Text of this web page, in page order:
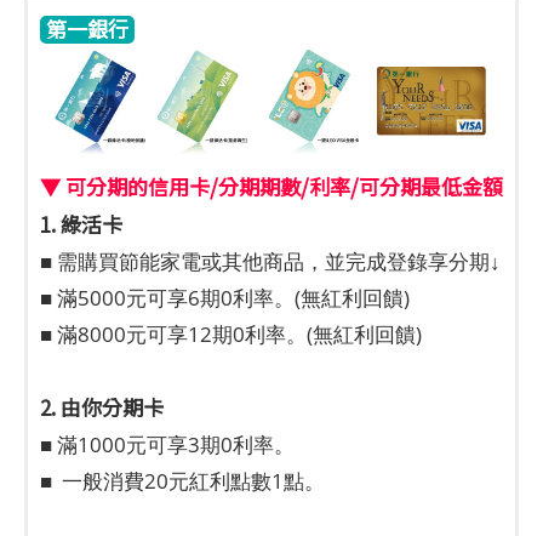
第一銀行
▼ 可分期的信用卡/分期期數/利率/可分期最低金額
1. 綠活卡
■ 需購買節能家電或其他商品，並完成登錄享分期↓
■ 滿5000元可享6期0利率。(無紅利回饋)
■ 滿8000元可享12期0利率。(無紅利回饋)
2. 由你分期卡
■ 滿1000元可享3期0利率。
■ 一般消費20元紅利點數1點。